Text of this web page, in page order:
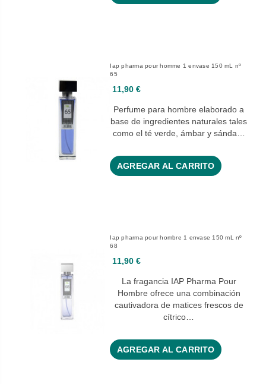
Iap pharma pour homme 1 envase 150 mL nº
65
11,90 €
Perfume para hombre elaborado a
base de ingredientes naturales tales
como el té verde, ámbar y sánda…
AGREGAR AL CARRITO
Iap pharma pour hombre 1 envase 150 mL nº
68
11,90 €
La fragancia IAP Pharma Pour
Hombre ofrece una combinación
cautivadora de matices frescos de
cítrico…
AGREGAR AL CARRITO